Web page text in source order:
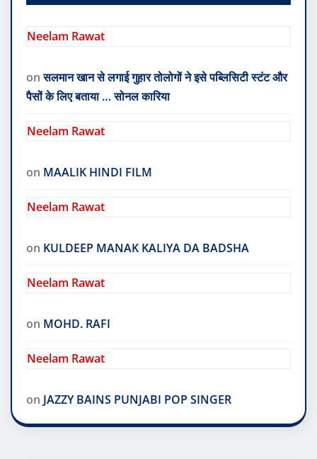
Neelam Rawat
onसलमान खान से लगाई गुहार तोलोगों ने इसे पब्लिसिटी स्टंट और
पैसों के लिए बताया … सोनल कारिया
Neelam Rawat
on MAALIK HINDI FILM
Neelam Rawat
on KULDEEP MANAK KALIYA DA BADSHA
Neelam Rawat
on MOHD. RAFI
Neelam Rawat
on JAZZY BAINS PUNJABI POP SINGER